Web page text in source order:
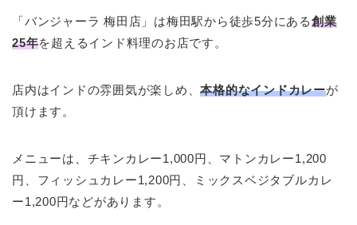
「バンジャーラ 梅田店」は梅田駅から徒歩5分にある創業
25年を超えるインド料理のお店です。
店内はインドの雰囲気が楽しめ、本格的なインドカレーが
頂けます。
メニューは、チキンカレー1,000円、マトンカレー1,200
円、フィッシュカレー1,200円、ミックスベジタブルカレ
ー1,200円などがあります。